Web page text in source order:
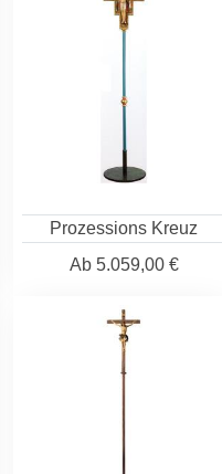
Prozessions Kreuz
Ab5.059,00 €